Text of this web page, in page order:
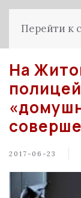
Перейти к
На
2017-06-23